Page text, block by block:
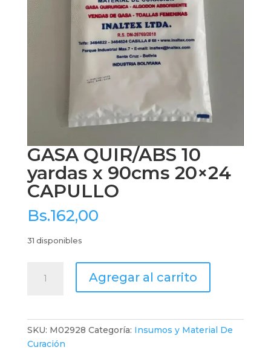
GASA QUIR/ABS 10
yardas x 90cms 20×24
CAPULLO
Bs.162,00
31 disponibles
QUIR/ABS
90cms
Agregar al carrito
SKU: M02928 Categoría: Insumos y Material De
Curación